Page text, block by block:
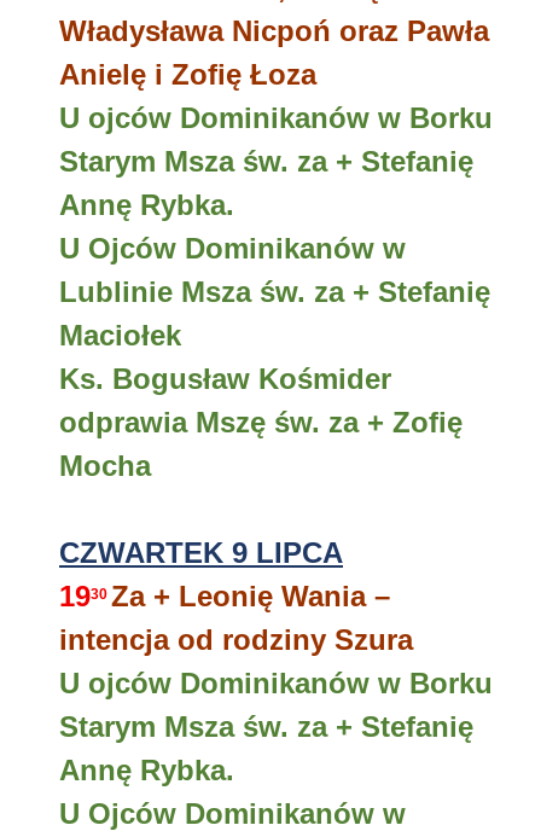
Władysława Nicpoń oraz Pawła
Anielę i Zofię Łoza
U ojców Dominikanów w Borku
Starym Msza św. za + Stefanię
Annę Rybka.
U Ojców Dominikanów w
Lublinie Msza św. za + Stefanię
Maciołek
Ks. Bogusław Kośmider
odprawia Mszę św. za + Zofię
Mocha
CZWARTEK 9 LIPCA
1930 Za + Leonię Wania –
intencja od rodziny Szura
U ojców Dominikanów w Borku
Starym Msza św. za + Stefanię
Annę Rybka.
U Ojców Dominikanów w